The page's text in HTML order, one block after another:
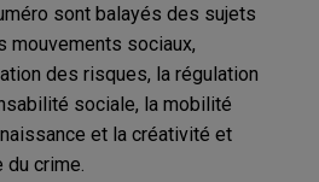
sont balayés des sujets
mouvements sociaux,
des risques, la régulation
sociale, la mobilité
et la créativité et
crime.